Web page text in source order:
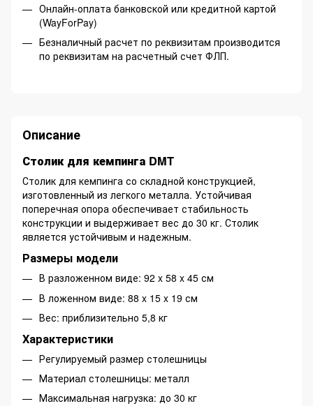
Онлайн-оплата банковской или кредитной картой
(WayForPay)
Безналичный расчет по реквизитам производится
по реквизитам на расчетный счет ФЛП.
Описание
Столик для кемпинга DMT
Столик для кемпинга со складной конструкцией,
изготовленный из легкого металла. Устойчивая
поперечная опора обеспечивает стабильность
конструкции и выдерживает вес до 30 кг. Столик
является устойчивым и надежным.
Размеры модели
В разложенном виде: 92 x 58 x 45 см
В ложенном виде: 88 x 15 x 19 см
Вес: приблизительно 5,8 кг
Характеристики
Регулируемый размер столешницы
Материал столешницы: металл
Максимальная нагрузка: до 30 кг